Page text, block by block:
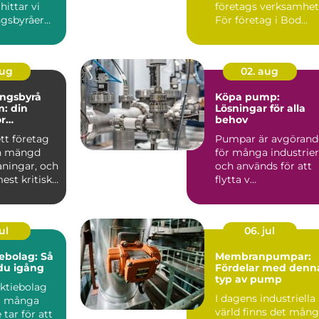
hittar vi
företags
För företag i Bod...
din
företag
mängd
och
kritiska
02. aug
Köpa pump:
Lösningar för alla
behov
Pumpar är
för många industrier
och används för att
flytta v...
Så
igång
många
tar för att
06. jul
Membranpumpar:
Fördelar med
typ av pump
I dagens industriella
värld finns det